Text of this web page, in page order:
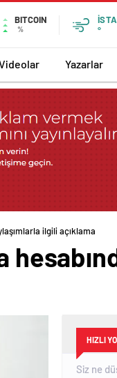
BITCOIN
%
°
Yazarlar
ilgili açıklama
HIZLI